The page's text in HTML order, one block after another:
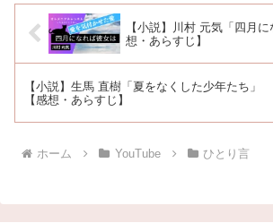
【小説】川村 元気「四月
想・あらすじ】
【小説】生馬 直樹「夏をなくした少年たち」
【感想・あらすじ】
ホーム YouTube ひとり言